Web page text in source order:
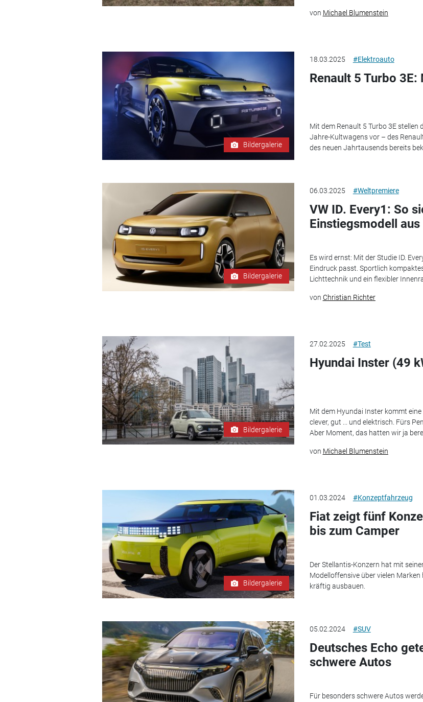
von Michael Blumenstein
Bildergalerie
18.03.2025 #Elektroauto
Renault 5 Turbo
Mit dem Renault 5 Turbo 3E stellen
Jahre-Kultwagens vor – des
des neuen Jahrtausends bereits
Bildergalerie
06.03.2025 #Weltpremiere
VW ID. Every1: So
Einstiegsmodell aus
Es wird ernst: Mit der Studie ID.
Eindruck passt. Sportlich
Lichttechnik und ein flexibler
von Christian Richter
Bildergalerie
27.02.2025 #Test
Hyundai Inster (49
Mit dem Hyundai Inster kommt
clever, gut ... und elektrisch. Fürs
Aber Moment, das hatten wir ja
von Michael Blumenstein
Bildergalerie
01.03.2024 #Konzeptfahrzeug
Fiat zeigt fünf
bis zum Camper
Der Stellantis-Konzern hat mit
Modelloffensive über vielen
kräftig ausbauen.
05.02.2024 #SUV
Deutsches Echo
schwere Autos
Für besonders schwere Autos